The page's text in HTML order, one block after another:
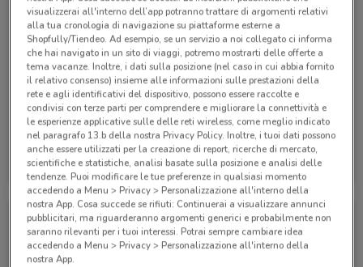
Boggi
Scade il 31/12 3 km
Boggi
Scade il 31/12
visualizzerai all'interno dell’app potranno trattare di argomenti relativi
alla tua cronologia di navigazione su piattaforme esterne a
Shopfully/Tiendeo. Ad esempio, se un servizio a noi collegato ci informa
che hai navigato in un sito di viaggi, potremo mostrarti delle offerte a
tema vacanze. Inoltre, i dati sulla posizione (nel caso in cui abbia fornito
il relativo consenso) insieme alle informazioni sulle prestazioni della
rete e agli identificativi del dispositivo, possono essere raccolte e
condivisi con terze parti per comprendere e migliorare la connettività e
le esperienze applicative sulle delle reti wireless, come meglio indicato
nel paragrafo 13.b della nostra Privacy Policy. Inoltre, i tuoi dati possono
anche essere utilizzati per la creazione di report, ricerche di mercato,
scientifiche e statistiche, analisi basate sulla posizione e analisi delle
tendenze. Puoi modificare le tue preferenze in qualsiasi momento
accedendo a Menu > Privacy > Personalizzazione all'interno della
nostra App. Cosa succede se rifiuti: Continuerai a visualizzare annunci
pubblicitari, ma riguarderanno argomenti generici e probabilmente non
saranno rilevanti per i tuoi interessi. Potrai sempre cambiare idea
accedendo a Menu > Privacy > Personalizzazione all'interno della
nostra App.